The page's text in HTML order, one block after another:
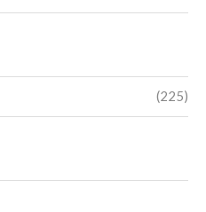
(225)